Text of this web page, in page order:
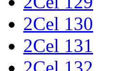
2Cel 130
2Cel 131